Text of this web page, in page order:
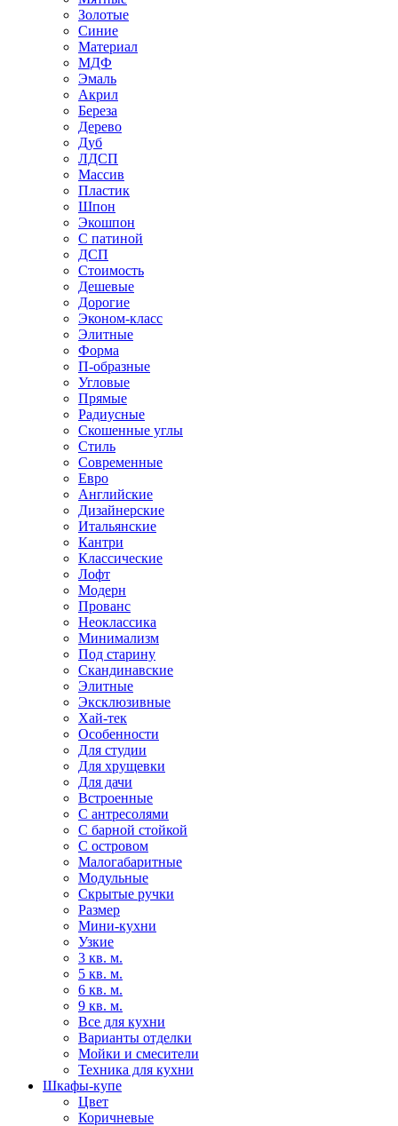
Золотые
Синие
Материал
МДФ
Эмаль
Акрил
Береза
Дерево
Дуб
ЛДСП
Массив
Пластик
Шпон
Экошпон
С патиной
ДСП
Стоимость
Дешевые
Дорогие
Эконом-класс
Элитные
Форма
П-образные
Угловые
Прямые
Радиусные
Скошенные углы
Стиль
Современные
Евро
Английские
Дизайнерские
Итальянские
Кантри
Классические
Лофт
Модерн
Прованс
Неоклассика
Минимализм
Под старину
Скандинавские
Элитные
Эксклюзивные
Хай-тек
Особенности
Для студии
Для хрущевки
Для дачи
Встроенные
С антресолями
С барной стойкой
С островом
Малогабаритные
Модульные
Скрытые ручки
Размер
Мини-кухни
Узкие
3 кв. м.
5 кв. м.
6 кв. м.
9 кв. м.
Все для кухни
Варианты отделки
Мойки и смесители
Техника для кухни
Шкафы-купе
Цвет
Коричневые